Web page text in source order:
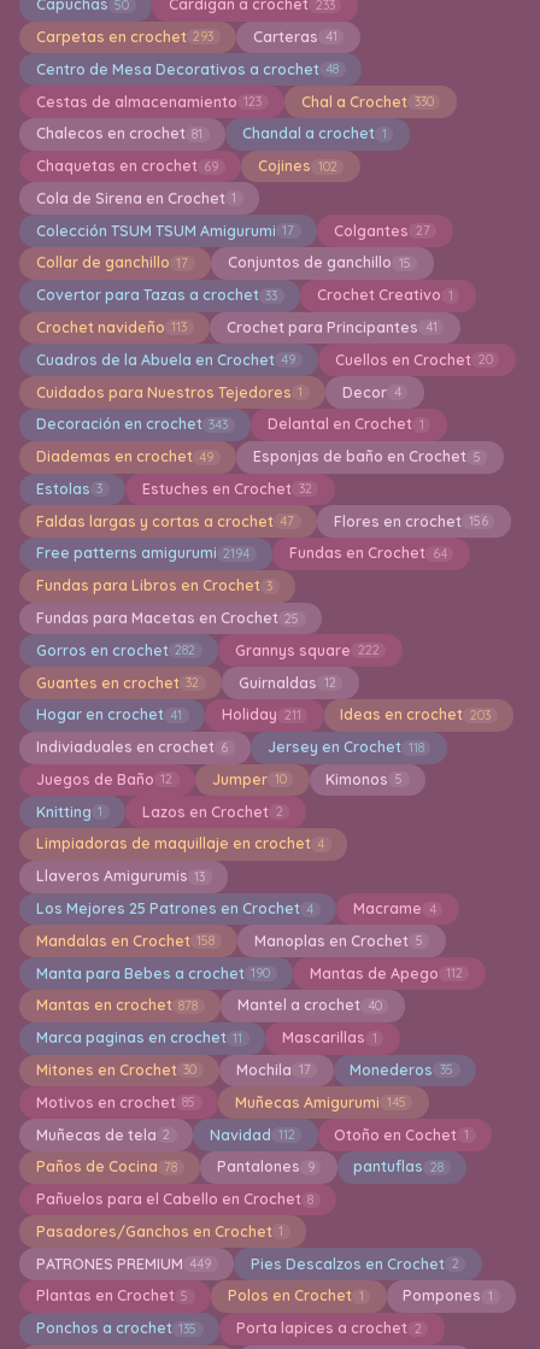
Capuchas 50 Cardigan a crochet 233
Carpetas en crochet 293 Carteras 41
Centro de Mesa Decorativos a crochet 48
Cestas de almacenamiento 123 Chal a Crochet 330
Chalecos en crochet 81 Chandal a crochet 1
Chaquetas en crochet 69 Cojines 102
Cola de Sirena en Crochet 1
Colección TSUM TSUM Amigurumi 17 Colgantes 27
Collar de ganchillo 17 Conjuntos de ganchillo 15
Covertor para Tazas a crochet 33 Crochet Creativo 1
Crochet navideño 113 Crochet para Principantes 41
Cuadros de la Abuela en Crochet 49 Cuellos en Crochet 20
Cuidados para Nuestros Tejedores 1 Decor 4
Decoración en crochet 343 Delantal en Crochet 1
Diademas en crochet 49 Esponjas de baño en Crochet 5
Estolas 3 Estuches en Crochet 32
Faldas largas y cortas a crochet 47 Flores en crochet 156
Free patterns amigurumi 2194 Fundas en Crochet 64
Fundas para Libros en Crochet 3
Fundas para Macetas en Crochet 25
Gorros en crochet 282 Grannys square 222
Guantes en crochet 32 Guirnaldas 12
Hogar en crochet 41 Holiday 211 Ideas en crochet 203
Indiviaduales en crochet 6 Jersey en Crochet 118
Juegos de Baño 12 Jumper 10 Kimonos 5
Knitting 1 Lazos en Crochet 2
Limpiadoras de maquillaje en crochet 4
Llaveros Amigurumis 13
Los Mejores 25 Patrones en Crochet 4 Macrame 4
Mandalas en Crochet 158 Manoplas en Crochet 5
Manta para Bebes a crochet 190 Mantas de Apego 112
Mantas en crochet 878 Mantel a crochet 40
Marca paginas en crochet 11 Mascarillas 1
Mitones en Crochet 30 Mochila 17 Monederos 35
Motivos en crochet 85 Muñecas Amigurumi 145
Muñecas de tela 2 Navidad 112 Otoño en Cochet 1
Paños de Cocina 78 Pantalones 9 pantuflas 28
Pañuelos para el Cabello en Crochet 8
Pasadores/Ganchos en Crochet 1
PATRONES PREMIUM 449 Pies Descalzos en Crochet 2
Plantas en Crochet 5 Polos en Crochet 1 Pompones 1
Ponchos a crochet 135 Porta lapices a crochet 2